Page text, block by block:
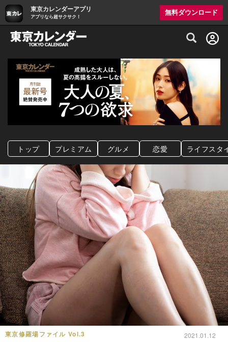
東京カレンダーアプリ
アプリなら超サクサク！
無料ダウンロード
グルメ情報・プレミアムレストラン予約
トップ プレミアム グルメ 恋愛 ライフスタ
東京修羅場ファイル Vol.3 2021.01.12